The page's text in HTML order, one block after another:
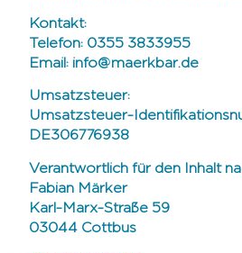
Kontakt:
Telefon: 0355 3833955
Email: info@maerkbar.de
Umsatzsteuer:
Umsatzsteuer-
DE306776938
Verantwortlich für den Inhalt
Fabian Märker
Karl-Marx-Straße 59
03044 Cottbus